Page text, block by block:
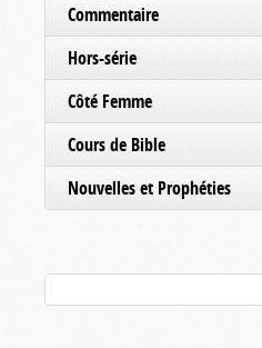
Commentaire
Hors-série
Côté Femme
Cours de Bible
Nouvelles et Prophéties